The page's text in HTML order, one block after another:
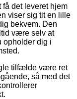
det leveret hjem
viser sig tit en lille
bekvem. Den
være selv at
opholder dig i
tilfælde være ret
så med det